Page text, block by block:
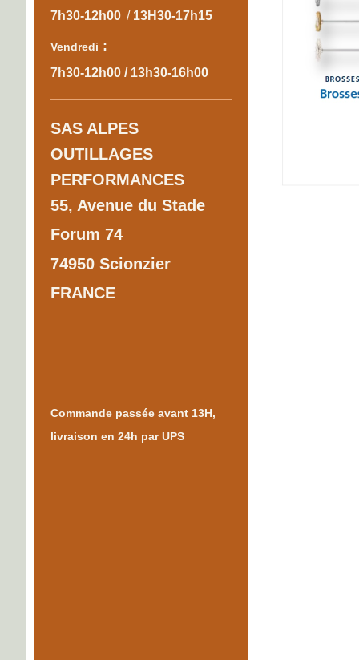
7h30-12h00 / 13H30-17h15
Vendredi :
7h30-12h00 / 13h30-16h00
SAS ALPES
OUTILLAGES
PERFORMANCES
55, Avenue du Stade
Forum 74
74950 Scionzier
FRANCE
Commande passée avant 13H,
livraison en 24h par UPS